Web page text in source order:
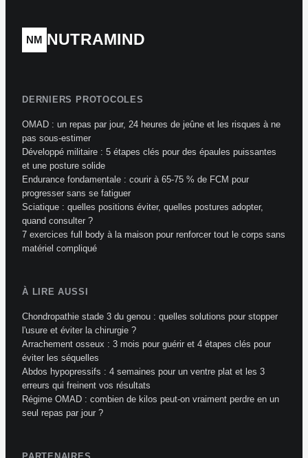
NM NUTRAMIND
DERNIERS PROTOCOLES
OMAD : un repas par jour, 24 heures de jeûne et les risques à ne
pas sous-estimer
Développé militaire : 5 étapes clés pour des épaules puissantes
et une posture solide
Endurance fondamentale : courir à 65-75 % de FCM pour
progresser sans se fatiguer
Sciatique : quelles positions éviter, quelles postures adopter,
quand consulter ?
7 exercices full body à la maison pour renforcer tout le corps sans
matériel compliqué
À LIRE AUSSI
Chondropathie stade 3 du genou : quelles solutions pour stopper
l'usure et éviter la chirurgie ?
Arrachement osseux : 3 mois pour guérir et 4 étapes clés pour
éviter les séquelles
Abdos hypopressifs : 4 semaines pour un ventre plat et les 3
erreurs qui freinent vos résultats
Régime OMAD : combien de kilos peut-on vraiment perdre en un
seul repas par jour ?